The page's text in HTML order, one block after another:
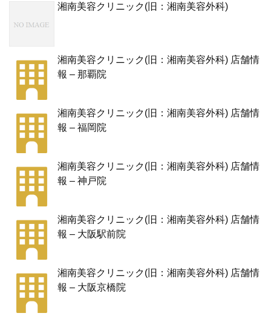
湘南美容クリニック(旧：湘南美容外科)
湘南美容クリニック(旧：湘南美容外科) 店舗情
報 – 那覇院
湘南美容クリニック(旧：湘南美容外科) 店舗情
報 – 福岡院
湘南美容クリニック(旧：湘南美容外科) 店舗情
報 – 神戸院
湘南美容クリニック(旧：湘南美容外科) 店舗情
報 – 大阪駅前院
湘南美容クリニック(旧：湘南美容外科) 店舗情
報 – 大阪京橋院